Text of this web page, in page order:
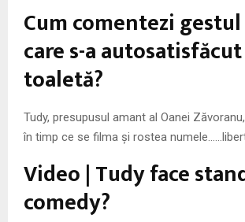
N
U
Cum comentezi
care s-a
toaletă?
Tudy, presupusul amant al Oanei
în timp ce se filma și rostea
Video | Tudy face
comedy?